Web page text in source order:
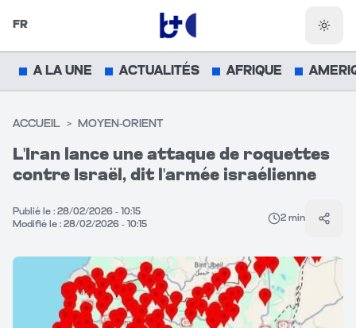
FR
A LA UNE ACTUALITÉS AFRIQUE
ACCUEIL > MOYEN-ORIENT
L'Iran lance une attaque de roquettes
contre Israël, dit l'armée israélienne
Publié le : 28/02/2026 - 10:15
Modifié le : 28/02/2026 - 10:15
2 min